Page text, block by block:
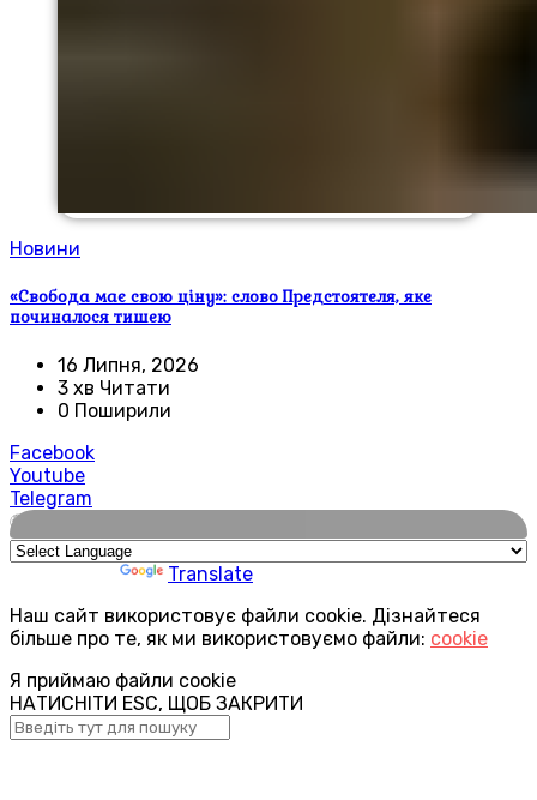
Новини
«Свобода має свою ціну»: слово Предстоятеля, яке
починалося тишею
16 Липня, 2026
3 хв Читати
0 Поширили
Facebook
Youtube
Telegram
🌍
Translate
Наш сайт використовує файли cookie. Дізнайтеся
більше про те, як ми використовуємо файли: cookie
Я приймаю файли cookie
НАТИСНІТИ ESC, ЩОБ ЗАКРИТИ